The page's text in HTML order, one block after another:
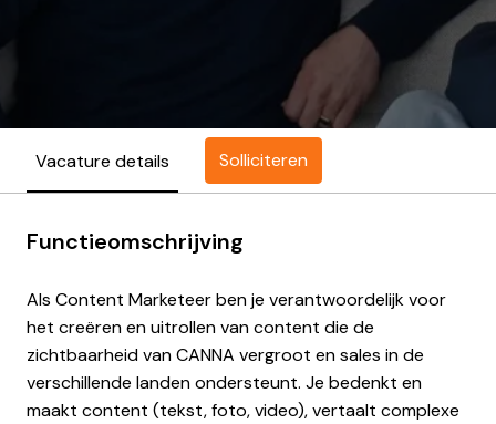
Vacature details Solliciteren
Functieomschrijving
Als Content Marketeer ben je verantwoordelijk voor
het creëren en uitrollen van content die de
zichtbaarheid van CANNA vergroot en sales in de
verschillende landen ondersteunt. Je bedenkt en
maakt content (tekst, foto, video), vertaalt complexe